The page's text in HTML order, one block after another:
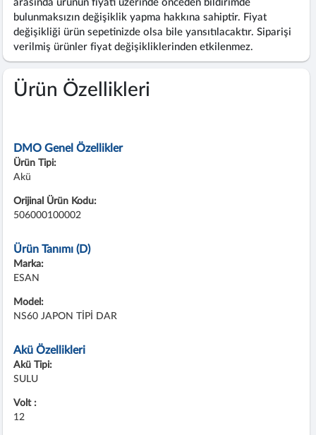
arasında ürünün fiyatı üzerinde önceden bildirimde
bulunmaksızın değişiklik yapma hakkına sahiptir. Fiyat
değişikliği ürün sepetinizde olsa bile yansıtılacaktır. Siparişi
verilmiş ürünler fiyat değişikliklerinden etkilenmez.
Ürün Özellikleri
DMO Genel Özellikler
Ürün Tipi:
Akü
Orijinal Ürün Kodu:
506000100002
Ürün Tanımı (D)
Marka:
ESAN
Model:
NS60 JAPON TİPİ DAR
Akü Özellikleri
Akü Tipi:
SULU
Volt :
12